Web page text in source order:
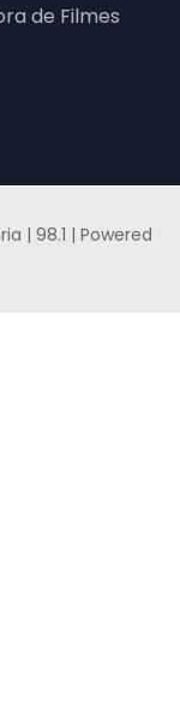
de Filmes
| 98.1 | Powered